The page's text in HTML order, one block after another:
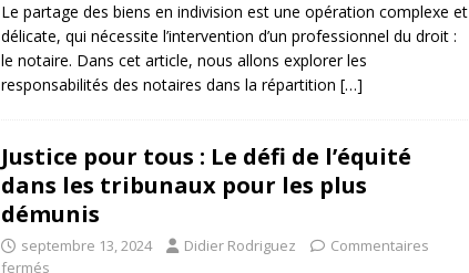
Le partage des biens en indivision est une opération complexe et
délicate, qui nécessite l’intervention d’un professionnel du droit :
le notaire. Dans cet article, nous allons explorer les
responsabilités des notaires dans la répartition […]
Justice pour tous : Le défi de l’équité
dans les tribunaux pour les plus
démunis
septembre 13, 2024 Didier Rodriguez
Commentaires
fermés